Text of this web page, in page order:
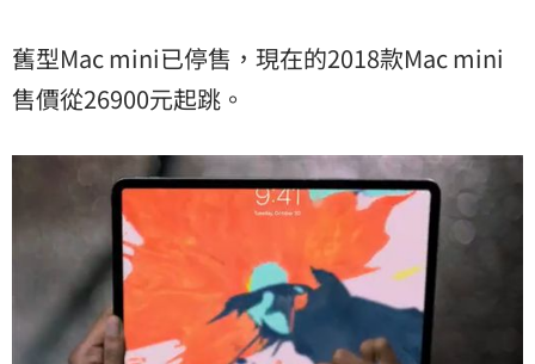
舊型Mac mini已停售，現在的2018款Mac mini
售價從26900元起跳。